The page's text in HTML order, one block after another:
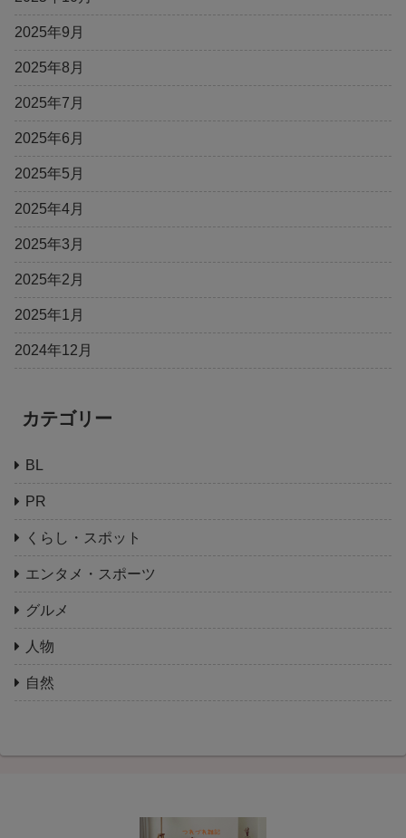
2025年9月
2025年8月
2025年7月
2025年6月
2025年5月
2025年4月
2025年3月
2025年2月
2025年1月
2024年12月
カテゴリー
BL
PR
くらし・スポット
エンタメ・スポーツ
グルメ
人物
自然